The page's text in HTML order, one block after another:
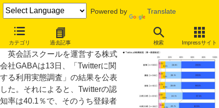
Powered by Translate
カテゴリ 過去記事 検索 Impressサイト
仕事で英会話を使う人の「Twitter」利用状況、登録者は3.5％
英会話スクールを運営する株式
会社GABAは13日、「Twitterに関
する利用実態調査」の結果を公表
した。それによると、Twitterの認
知率は40.1％で、そのうち登録者